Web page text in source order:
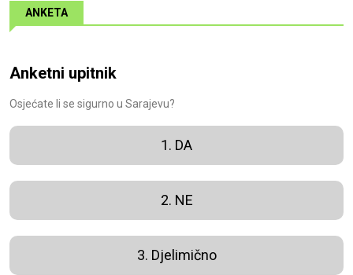
ANKETA
Anketni upitnik
Osjećate li se sigurno u Sarajevu?
1. DA
2. NE
3. Djelimično